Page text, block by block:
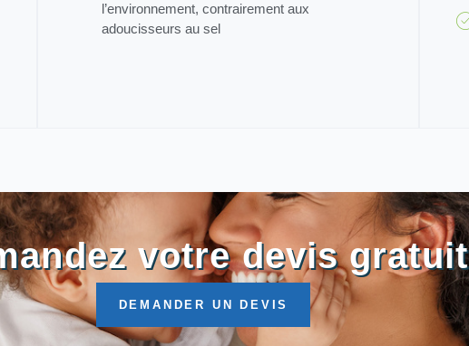
l’environnement, contrairement aux
adoucisseurs au sel
votre devis gratuit
DEMANDER UN DEVIS